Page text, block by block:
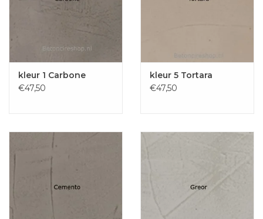
kleur 1 Carbone
€47,50
kleur 5 Tortara
€47,50